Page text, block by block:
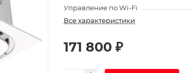
Управление по Wi-Fi
Все характеристики
171 800 ₽